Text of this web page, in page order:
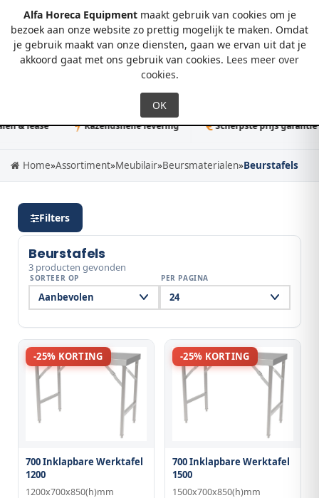
Alfa Horeca Equipmentmaakt gebruik van cookies om je
bezoek aan onze website zo prettig mogelijk te maken. Omdat
je gebruik maakt van onze diensten, gaan we ervan uit dat je
akkoord gaat met ons gebruik van cookies. Lees meer over
cookies.
0
& lease Razendsnelle levering Scherpste prijs garantie
Home»Assortiment»Meubilair»Beursmaterialen»Beurstafels
Filters
Beurstafels
3 producten gevonden
SORTEER OP PER PAGINA
-25% KORTING
700 Inklapbare Werktafel
1200
1200x700x850(h)mm
-25% KORTING
700 Inklapbare Werktafel
1500
1500x700x850(h)mm